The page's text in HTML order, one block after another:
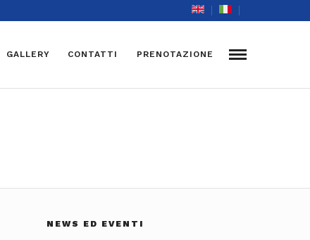
GALLERY CONTATTI PRENOTAZIONE
NEWS ED EVENTI